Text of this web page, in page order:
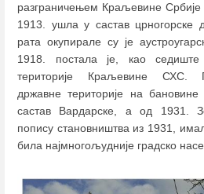
разграничењем Краљевине
1913. ушла у састав црногорске
рата окупирале су је
1918. постала је, као седиште
територије Краљевине СХС.
државне територије на
састав Вардарске, а од 1931.
попису становништва из 1931,
била најмногољудније градско